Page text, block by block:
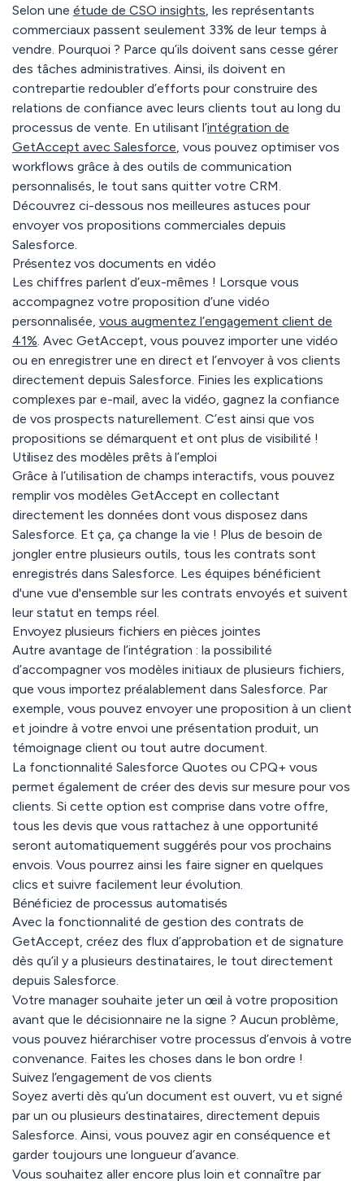
Selon une étude de CSO insights, les représentants
commerciaux passent seulement 33% de leur temps à
vendre. Pourquoi ? Parce qu’ils doivent sans cesse gérer
des tâches administratives. Ainsi, ils doivent en
contrepartie redoubler d’efforts pour construire des
relations de confiance avec leurs clients tout au long du
processus de vente. En utilisant l’intégration de
GetAccept avec Salesforce, vous pouvez optimiser vos
workflows grâce à des outils de communication
personnalisés, le tout sans quitter votre CRM.
Découvrez ci-dessous nos meilleures astuces pour
envoyer vos propositions commerciales depuis
Salesforce.
Présentez vos documents en vidéo
Les chiffres parlent d’eux-mêmes ! Lorsque vous
accompagnez votre proposition d’une vidéo
personnalisée, vous augmentez l’engagement client de
41%. Avec GetAccept, vous pouvez importer une vidéo
ou en enregistrer une en direct et l’envoyer à vos clients
directement depuis Salesforce. Finies les explications
complexes par e-mail, avec la vidéo, gagnez la confiance
de vos prospects naturellement. C’est ainsi que vos
propositions se démarquent et ont plus de visibilité !
Utilisez des modèles prêts à l’emploi
Grâce à l’utilisation de champs interactifs, vous pouvez
remplir vos modèles GetAccept en collectant
directement les données dont vous disposez dans
Salesforce. Et ça, ça change la vie ! Plus de besoin de
jongler entre plusieurs outils, tous les contrats sont
enregistrés dans Salesforce. Les équipes bénéficient
d'une vue d'ensemble sur les contrats envoyés et suivent
leur statut en temps réel.
Envoyez plusieurs fichiers en pièces jointes
Autre avantage de l’intégration : la possibilité
d’accompagner vos modèles initiaux de plusieurs fichiers,
que vous importez préalablement dans Salesforce. Par
exemple, vous pouvez envoyer une proposition à un client
et joindre à votre envoi une présentation produit, un
témoignage client ou tout autre document.
La fonctionnalité Salesforce Quotes ou CPQ+ vous
permet également de créer des devis sur mesure pour vos
clients. Si cette option est comprise dans votre offre,
tous les devis que vous rattachez à une opportunité
seront automatiquement suggérés pour vos prochains
envois. Vous pourrez ainsi les faire signer en quelques
clics et suivre facilement leur évolution.
Bénéficiez de processus automatisés
Avec la fonctionnalité de gestion des contrats de
GetAccept, créez des flux d’approbation et de signature
dès qu’il y a plusieurs destinataires, le tout directement
depuis Salesforce.
Votre manager souhaite jeter un œil à votre proposition
avant que le décisionnaire ne la signe ? Aucun problème,
vous pouvez hiérarchiser votre processus d’envois à votre
convenance. Faites les choses dans le bon ordre !
Suivez l’engagement de vos clients
Soyez averti dès qu’un document est ouvert, vu et signé
par un ou plusieurs destinataires, directement depuis
Salesforce. Ainsi, vous pouvez agir en conséquence et
garder toujours une longueur d’avance.
Vous souhaitez aller encore plus loin et connaître par